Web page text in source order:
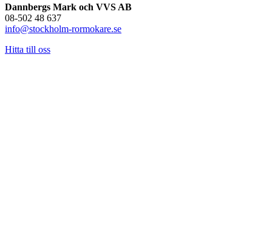
Dannbergs Mark och VVS AB
08-502 48 637
info@stockholm-rormokare.se
Hitta till oss